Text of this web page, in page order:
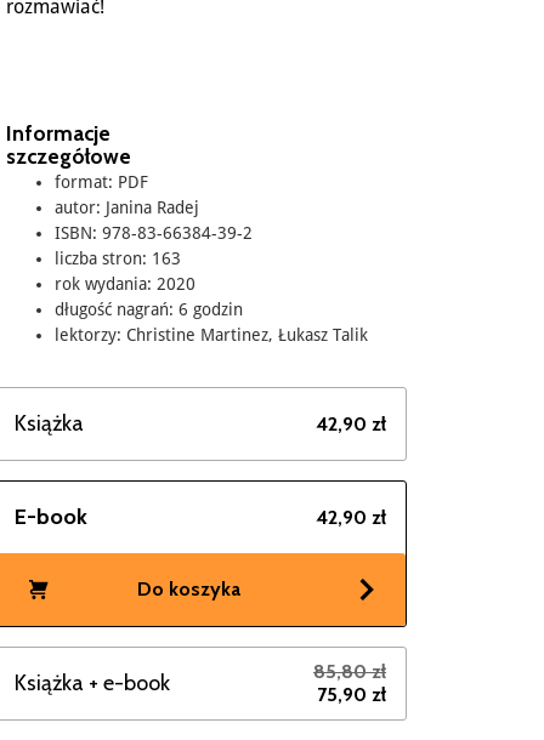
rozmawiać!
Informacje
szczegółowe
format: PDF
autor: Janina Radej
ISBN: 978-83-66384-39-2
liczba stron: 163
rok wydania: 2020
długość nagrań: 6 godzin
lektorzy: Christine Martinez, Łukasz Talik
Książka 42,90 zł
E-book 42,90 zł
Do koszyka
Książka + e-book
85,80 zł
75,90 zł